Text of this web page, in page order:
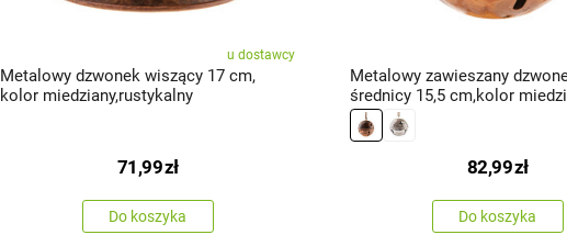
u dostawcy
Metalowy dzwonek wiszący 17 cm,
kolor miedziany,rustykalny
71,99zł
Do koszyka
Metalowy zawieszany
średnicy 15,5 cm,kolor
rustykalny
82,99zł
Do koszyka